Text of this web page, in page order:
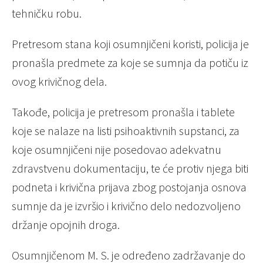
tehničku robu.
Pretresom stana koji osumnjičeni koristi, policija je
pronašla predmete za koje se sumnja da potiču iz
ovog krivičnog dela.
Takođe, policija je pretresom pronašla i tablete
koje se nalaze na listi psihoaktivnih supstanci, za
koje osumnjičeni nije posedovao adekvatnu
zdravstvenu dokumentaciju, te će protiv njega biti
podneta i krivična prijava zbog postojanja osnova
sumnje da je izvršio i krivično delo nedozvoljeno
držanje opojnih droga.
Osumnjičenom M. S. je određeno zadržavanje do